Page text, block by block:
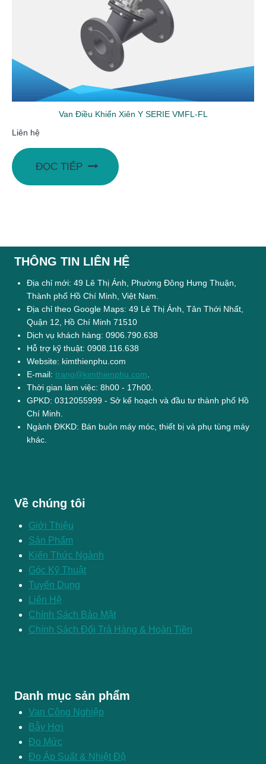
Van Điều Khiển Xiên Y SERIE VMFL-FL
Liên hệ
ĐỌC TIẾP
THÔNG TIN LIÊN HỆ
Địa chỉ mới: 49 Lê Thị Ánh, Phường Đông Hưng Thuận,
Thành phố Hồ Chí Minh, Việt Nam.
Địa chỉ theo Google Maps: 49 Lê Thị Ánh, Tân Thới Nhất,
Quận 12, Hồ Chí Minh 71510
Dịch vụ khách hàng: 0906.790.638
Hỗ trợ kỹ thuật: 0908.116.638
Website: kimthienphu.com
E-mail: trang@kimthienphu.com
Thời gian làm việc: 8h00 - 17h00.
GPKD: 0312055999 - Sở kế hoạch và đầu tư thành phố Hồ
Chí Minh.
Ngành ĐKKD: Bán buôn máy móc, thiết bị và phụ tùng máy
khác.
Về chúng tôi
Giới Thiệu
Sản Phẩm
Kiến Thức Ngành
Góc Kỹ Thuật
Tuyển Dụng
Liên Hệ
Chính Sách Bảo Mật
Chính Sách Đổi Trả Hàng & Hoàn Tiền
Danh mục sản phẩm
Van Công Nghiệp
Bẫy Hơi
Đo Mức
Đo Áp Suất & Nhiệt Độ